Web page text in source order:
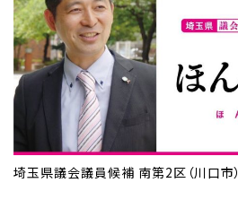
埼玉県議会議員候補 南第2区（川口市）